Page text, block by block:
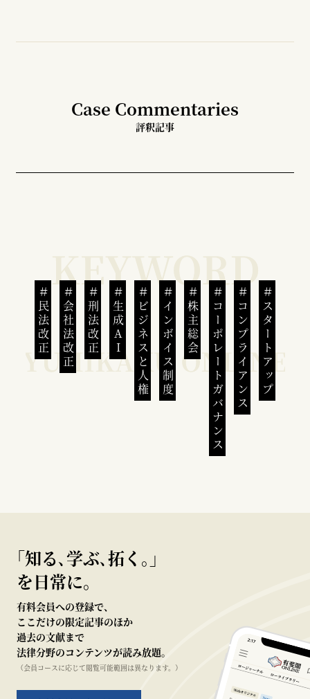
Case Commentaries
評釈記事
民法改正 会社法改正 刑法改正 生成AI ビジネスと人権インボイス制度 株主総会 コーポレートガバナンスコンプライアンススタートアップ
｢知る､学ぶ､拓く｡｣
を日常に。
有料会員への登録で、
ここだけの限定記事のほか
過去の文献まで
法律分野のコンテンツが読み放題。
（会員コースに応じて閲覧可能範囲は異なります。）